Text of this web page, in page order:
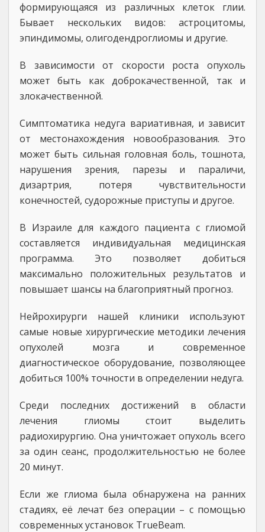
формирующаяся из различных клеток глии.
Бывает нескольких видов: астроцитомы,
эпиндимомы, олигодендроглиомы и другие.
В зависимости от скорости роста опухоль
может быть как доброкачественной, так и
злокачественной.
Симптоматика недуга вариативная, и зависит
от местонахождения новообразования. Это
может быть сильная головная боль, тошнота,
нарушения зрения, парезы и параличи,
дизартрия, потеря чувствительности
конечностей, судорожные приступы и другое.
В Израиле для каждого пациента с глиомой
составляется индивидуальная медицинская
программа. Это позволяет добиться
максимально положительных результатов и
повышает шансы на благоприятный прогноз.
Нейрохирурги нашей клиники используют
самые новые хирургические методики лечения
опухолей мозга и современное
диагностическое оборудование, позволяющее
добиться 100% точности в определении недуга.
Среди последних достижений в области
лечения глиомы стоит выделить
радиохирургию. Она уничтожает опухоль всего
за один сеанс, продолжительностью не более
20 минут.
Если же глиома была обнаружена на ранних
стадиях, её лечат без операции – с помощью
современных установок TrueBeam.